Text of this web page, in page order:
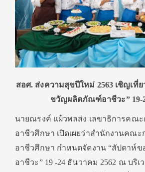
สอศ. ส่งความสุขปีใหม่ 2563 เชิญเที่
ขวัญผลิตภัณฑ์อาชีวะ” 19-
นายณรงค์ แผ้วพลส่ง เลขาธิการคณะ
อาชีวศึกษา เปิดเผยว่าสำนักงานคณะ
อาชีวศึกษา กำหนดจัดงาน “สัปดาห์
อาชีวะ” 19 -24 ธันวาคม 2562 ณ บริ